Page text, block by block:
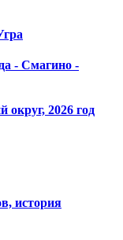
- Смагино -
2026 год
история